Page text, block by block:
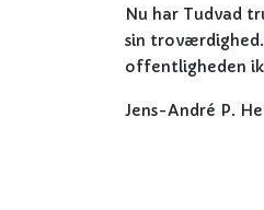
Nu har Tudvad
sin
offentligheden
Jens-André P.